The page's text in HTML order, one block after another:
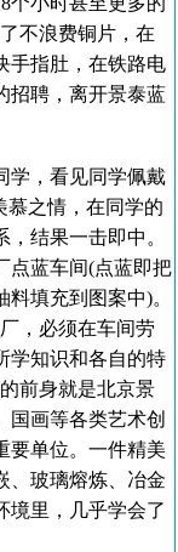
不浪费铜片，在
手指肚，在铁路电
招聘，离开景泰蓝
，看见同学佩戴
慕之情，在同学的
结果一击即中。
点蓝车间(点蓝即把
填充到图案中)。
，必须在车间劳
学知识和各自的特
前身就是北京景
国画等各类艺术创
要单位。一件精美
、玻璃熔炼、冶金
境里，几乎学会了